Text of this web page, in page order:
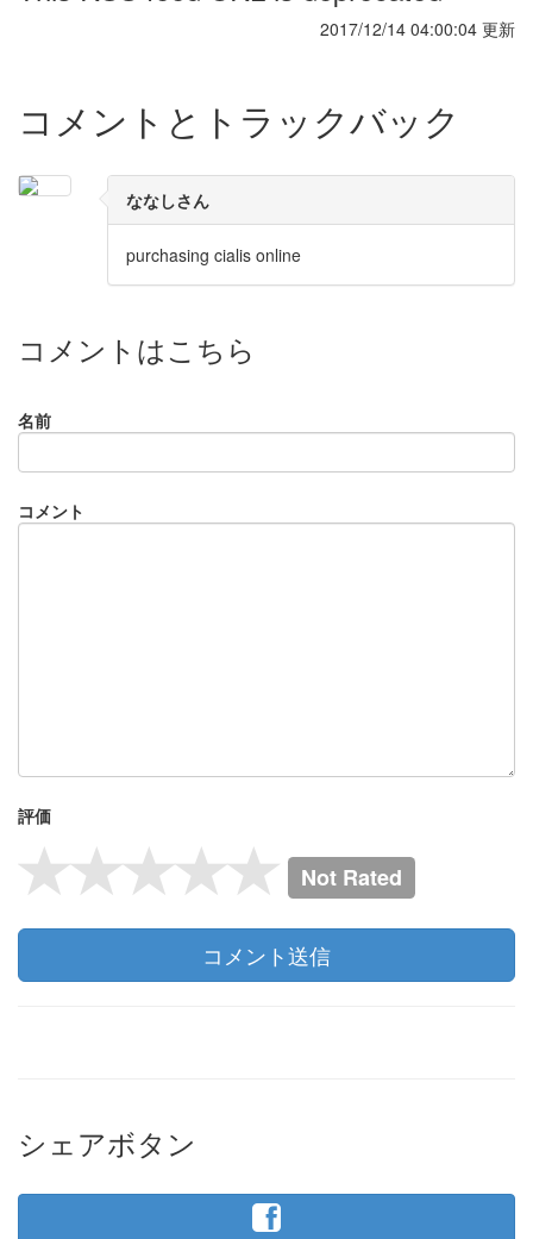
2017/12/14 04:00:04 更新
コメントとトラックバック
ななしさん
purchasing cialis online
コメントはこちら
名前
コメント
評価
Not Rated
コメント送信
シェアボタン